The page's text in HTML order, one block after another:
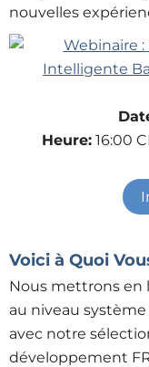
nouvelles
Heure: 16:00
Voici à Quoi
Nous mettrons en
au niveau
avec notre
développement